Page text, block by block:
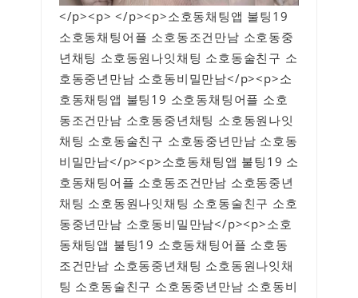
</p><p> </p><p>소호동채팅앱 불팅19
소호동채팅어플 소호동조건만남 소호동중
년채팅 소호동원나잇채팅 소호동술친구 소
호동중년만남 소호동비밀만남</p><p>소
호동채팅앱 불팅19 소호동채팅어플 소호
동조건만남 소호동중년채팅 소호동원나잇
채팅 소호동술친구 소호동중년만남 소호동
비밀만남</p><p>소호동채팅앱 불팅19 소
호동채팅어플 소호동조건만남 소호동중년
채팅 소호동원나잇채팅 소호동술친구 소호
동중년만남 소호동비밀만남</p><p>소호
동채팅앱 불팅19 소호동채팅어플 소호동
조건만남 소호동중년채팅 소호동원나잇채
팅 소호동술친구 소호동중년만남 소호동비